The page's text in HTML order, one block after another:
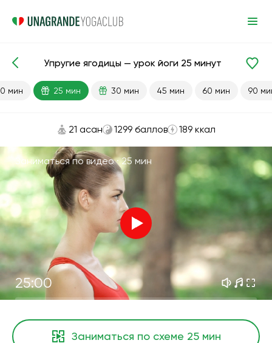
Готовые уроки Ягодицы
Упругие ягодицы — урок йоги 25 минут
мин 25 мин 30 мин 45 мин 60 мин 90
21 асан 1299 баллов 189 ккал
Заниматься по видео ·25 мин
25:00
Заниматься по схеме 25 мин